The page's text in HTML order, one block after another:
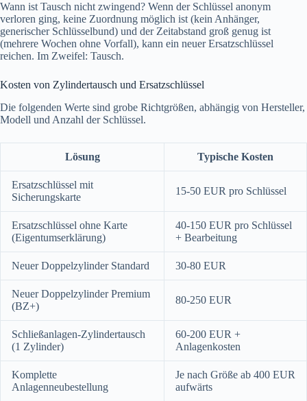
Wann ist Tausch nicht zwingend? Wenn der Schlüssel anonym
verloren ging, keine Zuordnung möglich ist (kein Anhänger,
generischer Schlüsselbund) und der Zeitabstand groß genug ist
(mehrere Wochen ohne Vorfall), kann ein neuer Ersatzschlüssel
reichen. Im Zweifel: Tausch.
Kosten von Zylindertausch und Ersatzschlüssel
Die folgenden Werte sind grobe Richtgrößen, abhängig von Hersteller,
Modell und Anzahl der Schlüssel.
Lösung Typische Kosten
Ersatzschlüssel mit
Sicherungskarte
15-50 EUR pro Schlüssel
Ersatzschlüssel ohne Karte
(Eigentumserklärung)
40-150 EUR pro Schlüssel
+ Bearbeitung
Neuer Doppelzylinder Standard 30-80 EUR
Neuer Doppelzylinder Premium
(BZ+)
80-250 EUR
Schließanlagen-Zylindertausch
(1 Zylinder)
60-200 EUR +
Anlagenkosten
Komplette
Anlagenneubestellung
Je nach Größe ab 400 EUR
aufwärts